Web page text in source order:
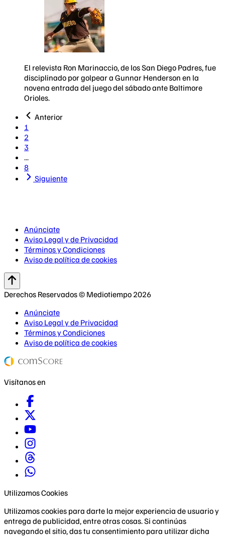
El relevista Ron Marinaccio, de los San Diego Padres, fue
disciplinado por golpear a Gunnar Henderson en la
novena entrada del juego del sábado ante Baltimore
Orioles.
Anterior
1
2
3
...
8
Siguiente
Anúnciate
Aviso Legal y de Privacidad
Términos y Condiciones
Aviso de política de cookies
Derechos Reservados © Mediotiempo 2026
Anúnciate
Aviso Legal y de Privacidad
Términos y Condiciones
Aviso de política de cookies
Visítanos en
Utilizamos Cookies
Utilizamos cookies para darte la mejor experiencia de usuario y
entrega de publicidad, entre otras cosas. Si continúas
navegando el sitio, das tu consentimiento para utilizar dicha